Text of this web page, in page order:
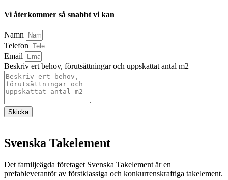
Vi återkommer så snabbt vi kan
Namn
Telefon
Email
Beskriv ert behov, förutsättningar och uppskattat antal m2
Skicka
Svenska Takelement
Det familjeägda företaget Svenska Takelement är en
prefableverantör av förstklassiga och konkurrenskraftiga takelement.